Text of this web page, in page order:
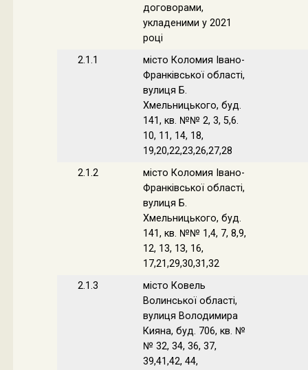
договорами,
укладеними у 2021
році
2.1.1
місто Коломия Івано-
Франківської області,
вулиця Б.
Хмельницького, буд.
141, кв. №№ 2, 3, 5,6.
10, 11, 14, 18,
19,20,22,23,26,27,28
2.1.2
місто Коломия Івано-
Франківської області,
вулиця Б.
Хмельницького, буд.
141, кв. №№ 1,4, 7, 8,9,
12, 13, 1З, 16,
17,21,29,30,31,32
2.1.3
місто Ковель
Волинської області,
вулиця Володимира
Кияна, буд. 706, кв. №
№ 32, 34, 36, 37,
39,41,42, 44,